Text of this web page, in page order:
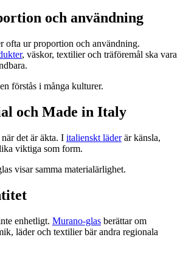
och användning
ofta ur proportion och användning.
, väskor, textilier och träföremål ska vara
förstås i många kulturer.
och Made in Italy
det är äkta. I italienskt läderär känsla,
viktiga som form.
visar samma materialärlighet.
enhetligt. Murano-glas berättar om
läder och textilier bär andra regionala